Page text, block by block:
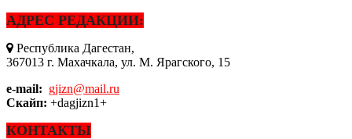
АДРЕС РЕДАКЦИИ:
Республика Дагестан,
367013 г. Махачкала, ул. М. Ярагского, 15
e-mail: gjizn@mail.ru
Скайп: +dagjizn1+
КОНТАКТЫ